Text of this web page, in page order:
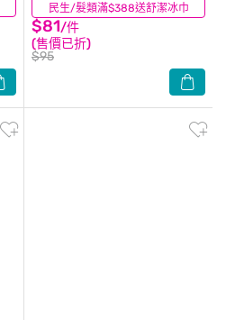
民生/髮類滿$388送舒潔冰巾
$81/件
(售價已折)
$95
(9)